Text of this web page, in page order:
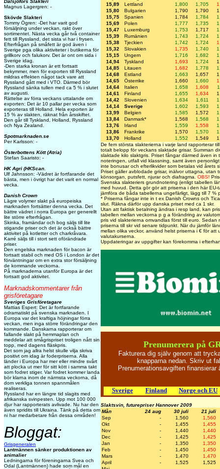
Dalsjöfors Slakteri
Magnus Lagergren: -
Skövde Slakteri
Tommy Ögren: -Det har varit god
försäljning under veckan, rakt över
sortimentet. Nästa vecka går två container
fett till Ryssland, det sista vi har i frysen.
Efterfrågan på småfett är god även i
Sverige pga olika aktiviteter i butikerna för
grillkorv och falukorv. Det är ont om sida i
Sverige idag.
-Den starka kronan är ett fortsatt
bekymmer, men för exporten till Ryssland
mildras effekten något tack vare att
Ryssland gått med i VTO. Därmed bör
Ryssland sänka tullen med ca 5 % i slutet
av augusti.
Rättelse av förra veckans uttalande om
exporten: Det är 10 pallar per vecka som
exporteras till Holland. Hela exporten är
15 % av slakten, räknat från årsskiftet.
Den går till Tyskland, Holland, Ryssland
och Nya Zealand.
Spotmarknaden.se
Per Karlsson: -
Österbottens Kött (Atria)
Stefan Saaristo: -
HK Agri (HKScan
Ulf Jahnsson: -Vädret är fortfarande det
bästa, men i övrigt har det varit en normal
vecka.
Danish Crown
Lägre volymer slakt på europeiska
marknaden fortsätter denna vecka. Det
bättre vädret i norra Europa ger generellt
lite större efterfrågan.
Skinka, framändar och bog säljs till lite
stigande priser och det är också bättre
aktivitet på kotletter och charkråvara.
Karré säljs till i stort sett oförändrade
priser.
Den engelska marknaden för bacon är
fortsatt stabil och med OS i London är det
förväntningar om en extra stor försäljning
de kommande veckorna.
På marknaderna utanför Europa är det
fortsatt god aktivitet.
Marknadskommentarer från
grisföretagare
Sveriges Grisföretagare
Mattias Espert: Det är fortfarande
odramatiskt på svenska marknaden. I
Europa var det kraftiga höjningar förra
veckan, men inga större förändringar den
kommande. Danskarna rapporterar om
fallande slakt på hemmaplan och
meddelar att smågrispriset troligen nått sin
topp, med dagens fläskpris.
Det som jag allra helst skulle vilja skriva
positivt om idag är foderpriserna. Alla
länder i Europa har mer eller mindre svårt
att plocka ut mer för sitt kött i samma takt
som fodret stiger. Var fodret kommer landa
bör klarna inom de närmsta veckorna, då
dom verkliga tonnen spannmålen
realiseras.
Ryssland har en längre tid slagits med
afrikanska svinpesten. Upp mot 100 000
djur har rapporterats avlivade. Nu har den
även spridits till Ukraina. Tänk på detta om
ni har medarbetare från dessa områden!
Bloggat:
Grisgeneralen
Lantmännen sänker produktionen av
animalier
Ledningarna för föreningarna Svea och
Odal (Lantmännen) hade som mål en
15,89
Lettland 1,800 1,705
15,80
Bulgarien 1,790 1,790
15,75
Spanien 1,784 1,784
15,69
Polen 1,777 1,735
15,47
Luxemburg 1,753 1,717
15,39
Rumänien 1,743 1,724
15,38
Tjeckien 1,742 1,724
15,32
Slovakien 1,735 1,740
15,15
Ungern 1,716 1,682
14,94
Tyskland 1,693 1,724
14,85
Litauen 1,682 1,778
14,68
Estland 1,663 1,657
14,65
Österrike 1,660 1,660
14,64
Italien 1,658 1,608
14,61
Finland 1,655 1,634
14,42
Slovenien 1,634 1,611
14,14
Sverige 1,602 1,593
13,99
Belgien 1,585 1,572
13,84
Danmark* 1,568 1,568
13,76
Irland 1,559 1,558
13,86
Frankrike 1,570 1,570
13,70
Holland 1,552 1,549
De fem största slakterierna i varje land rapporterar
totalt belopp för veckans slaktade grisar. Summan
slaktade kilo slaktgris. Priset fångar därmed även in
noteringen, utfall vid klassning, samt även
inte bonusar och efterlikvider som betalas vid årets
Priset gäller avblodade grisar, inälvor uttagna, utan
könsorgan, putsfett, njurar och diafragma. OBS!
Svenska slakteriers grundnotering (enligt tabellen
med huvud. Detta gör gör att priserna i den här EU-
jämföra de båda tabellerna ungefärligt, lägg till 7 %
* Priserna fångar inte in t ex Danish Crowns och
slut. Räkna därför upp danska priset med ca 1 skr.
Utan att faktisk betalning ändras i resp land, kan
tabellen mellan veckorna p g a förändring av
pris vid slakterierna omvandlas först till euro. Sedan
priserna till skr vid senare tidpunkt. När du jämför
mellan olika veckor, använd helst priserna i € för att
valutakurserna.
Uppdateringar av uppgifter kan förekomma i
Prenumerera på
Fakturera dig själv genom att
knapparna nedan. Skriv ut
Prenumerationsavgiften finansierar
Sverige Finland Norge och EU
Slaktsvin, futurepriser Hannover 2009
Mån
24 aug 30 juli
21 juli
Sep
- 1,560
1,560
Okt
- 1,455
1,455
Nov
- 1,440
1,440
Dec
- 1,425
1,425
Jan
- 1,350
1,350
Feb
- 1,450
1,450
Mars
- 1,470
1,470
April
- 1,525
1,525